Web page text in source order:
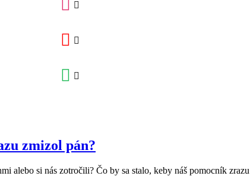
zmizol pán?
alebo si nás zotročili? Čo by sa stalo, keby náš pomocník